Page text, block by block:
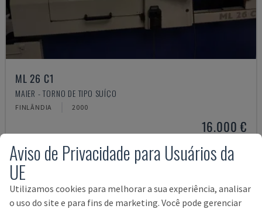
ML 26 C1
MAIER - TORNO DE TIPO SUÍÇO
FINLÂNDIA 2000
16.000 €
Aviso de Privacidade para Usuários da
UE
Utilizamos cookies para melhorar a sua experiência, analisar
o uso do site e para fins de marketing. Você pode gerenciar